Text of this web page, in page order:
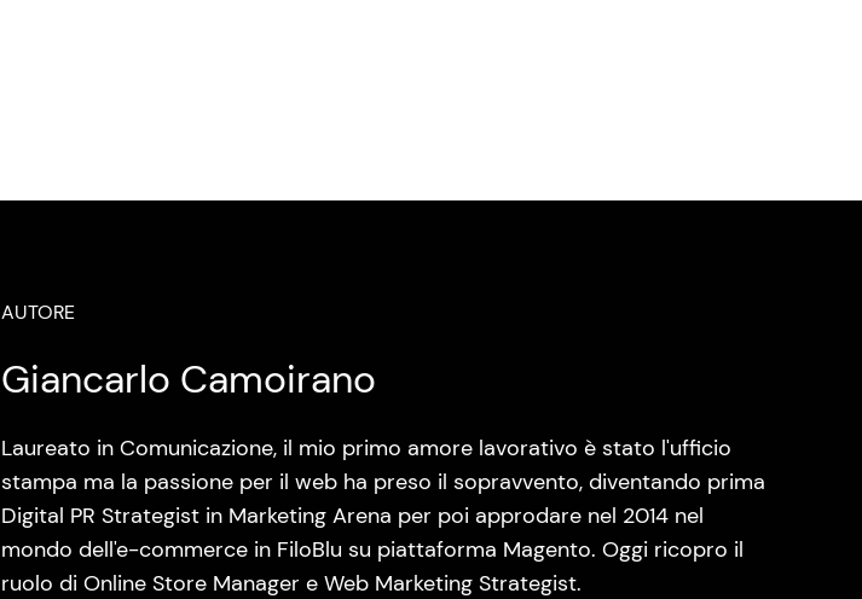
AUTORE
Giancarlo Camoirano
Laureato in Comunicazione, il mio primo amore lavorativo è stato l'ufficio
stampa ma la passione per il web ha preso il sopravvento, diventando prima
Digital PR Strategist in Marketing Arena per poi approdare nel 2014 nel
mondo dell'e-commerce in FiloBlu su piattaforma Magento. Oggi ricopro il
ruolo di Online Store Manager e Web Marketing Strategist.